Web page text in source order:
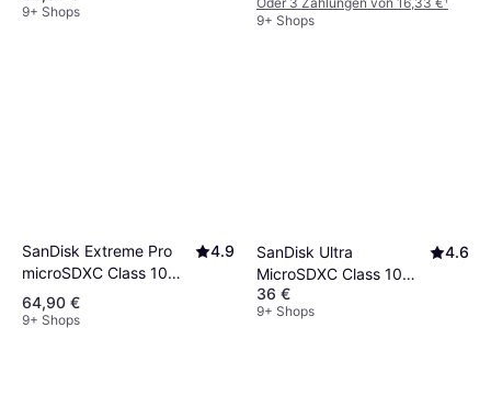
9+ Shops
9+ Shops
SanDisk Extreme Pro
microSDXC Class 10
UHS-I U3 V30 A2
200/140MB/s 256GB
4.9
64,90 €
9+ Shops
SanDisk Ultra
MicroSDXC Class 10
UHS-I U1 A1 150MB/s
256GB
4.6
36 €
9+ Shops